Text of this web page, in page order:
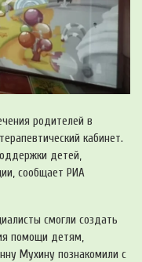
родителей в
кабинет.
детей,
сообщает РИА
смогли создать
помощи детям,
Мухину познакомили с